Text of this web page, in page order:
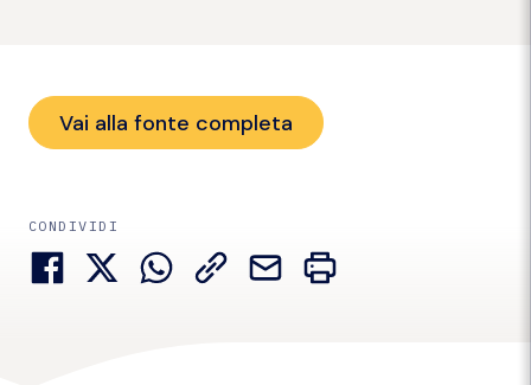
Vai alla fonte completa
CONDIVIDI